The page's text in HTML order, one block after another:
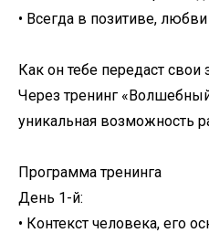
• Всегда в позитиве,
Как он тебе передаст свои
Через тренинг
уникальная возможность
Программа тренинга
День 1-й:
• Контекст человека, его